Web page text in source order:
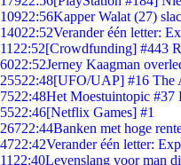
10922:56Kapper Walat (27)
14022:52Verander één letter:
11 22:52[Crowdfunding] #443
6022:52Jerney Kaagman
25522:48[UFO/UAP] #16 The
7522:48Het Moestuintopic #37
5522:46[Netflix Games] #1
26722:44Banken met hoge
4722:42Verander één letter:
11 22:40Levenslang voor man